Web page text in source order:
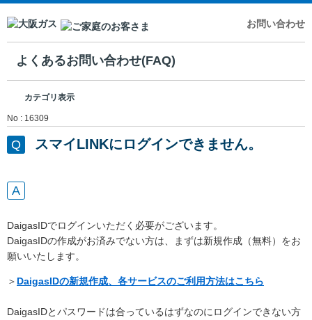
お問い合わせ
よくあるお問い合わせ(FAQ)
カテゴリ表示
No : 16309
スマイLINKにログインできません。
DaigasIDでログインいただく必要がございます。
DaigasIDの作成がお済みでない方は、まずは新規作成（無料）をお
願いいたします。
＞ DaigasIDの新規作成、各サービスのご利用方法はこちら
DaigasIDとパスワードは合っているはずなのにログインできない方